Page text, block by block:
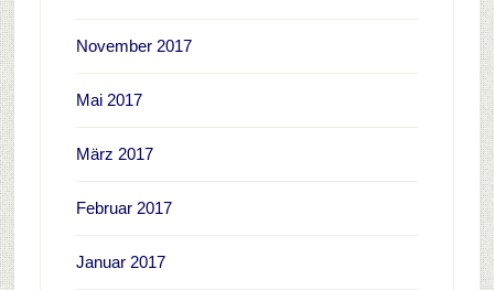
November 2017
Mai 2017
März 2017
Februar 2017
Januar 2017